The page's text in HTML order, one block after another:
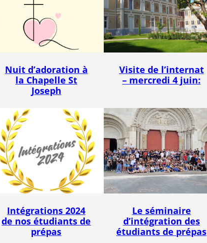
Nuit d’adoration à
la Chapelle St
Joseph
Visite de l’internat
– mercredi 4 juin:
Intégrations 2024
de nos étudiants de
prépas
Le séminaire
d’intégration des
étudiants de prépas
Championnat
National UGSEL de
Natation
COLLÈGE